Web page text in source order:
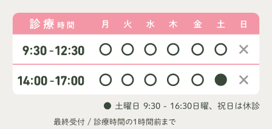
● 土曜日 9:30 - 16:30 日曜、祝日は休診
最終受付 / 診療時間の1時間前まで